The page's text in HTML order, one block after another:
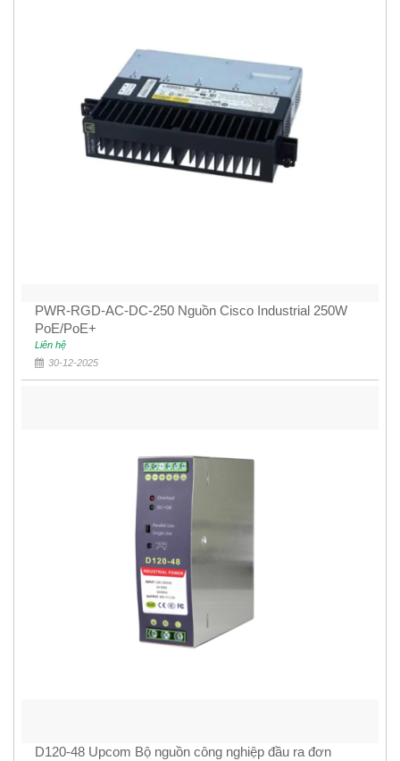
PWR-RGD-AC-DC-250 Nguồn Cisco Industrial 250W
PoE/PoE+
Liên hệ
30-12-2025
D120-48 Upcom Bộ nguồn công nghiệp đầu ra đơn